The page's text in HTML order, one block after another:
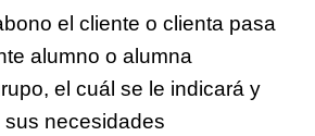
el cliente o clienta pasa
alumno o alumna
el cuál se le indicará y
necesidades